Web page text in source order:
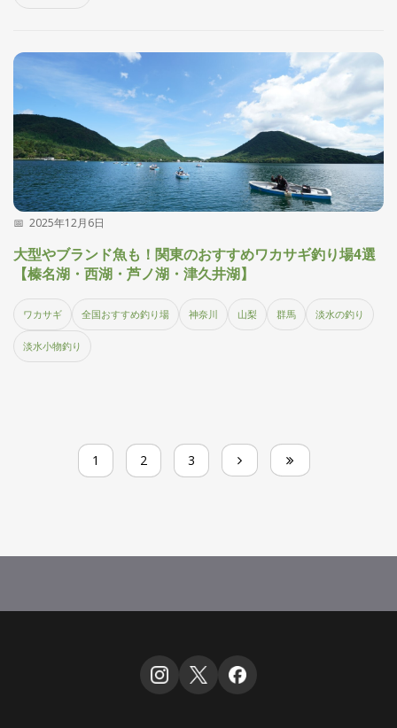
2025年12月6日
大型やブランド魚も！関東のおすすめワカサギ釣り場4選
【榛名湖・西湖・芦ノ湖・津久井湖】
ワカサギ 全国おすすめ釣り場 神奈川 山梨 群馬 淡水の釣り
淡水小物釣り
1 2 3